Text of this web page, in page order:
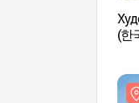
(한